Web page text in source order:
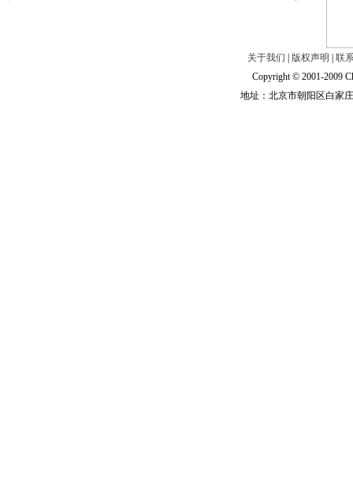
关于我们 版权声明
联
Copyright © 2001-2009
地址：北京市朝阳区白家